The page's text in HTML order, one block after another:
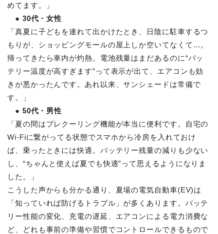
めてます。」
● 30代・女性
「真夏に子どもを連れて出かけたとき、日陰に駐車するつ
もりが、ショッピングモールの屋上しか空いてなくて…。
帰ってきたら車内が灼熱。電池残量はまだあるのに“バッ
テリー温度が高すぎます”って表示が出て、エアコンも効
きが悪かったんです。あれ以来、サンシェードは常備で
す。」
● 50代・男性
「夏の間はプレクーリング機能が本当に便利です。自宅の
Wi-Fiに繋がってる状態でスマホから冷房を入れておけ
ば、乗ったときには快適。バッテリー残量の減りも少ない
し、“ちゃんと使えば夏でも快適”って思えるようになりま
した。」
こうした声からも分かる通り、夏場の電気自動車(EV)は
「知っていれば防げるトラブル」が多くあります。バッテ
リー性能の変化、充電の遅延、エアコンによる電力消費な
ど、どれも事前の準備や習慣でコントロールできるもので